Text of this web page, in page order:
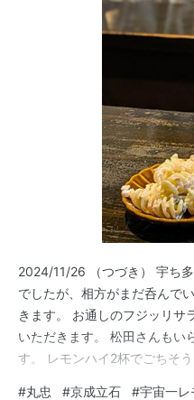
2024/11/26 （つづき） 宇ち
でしたが、相方がまだ呑んで
きます。 お通しのフジッリサ
いただきます。 松田さんもい
す。 レモンハイ2杯でごちそ
#丸忠 #京成立石 #宇宙一レ